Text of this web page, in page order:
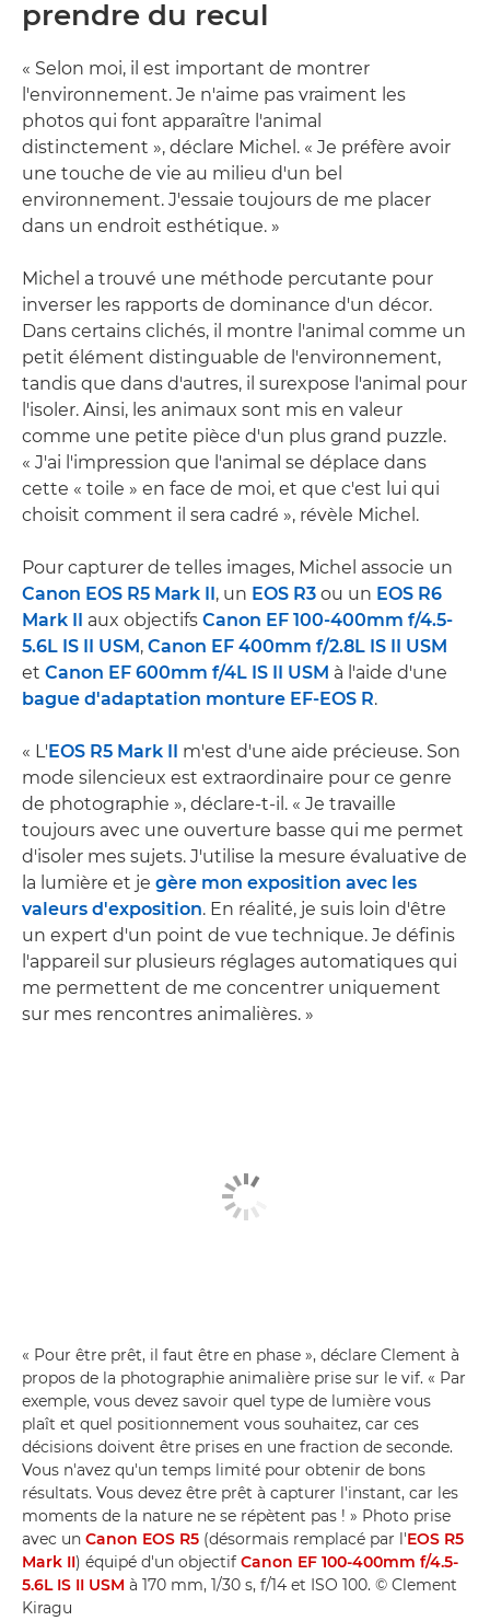
prendre du recul
« Selon moi, il est important de montrer
l'environnement. Je n'aime pas vraiment les
photos qui font apparaître l'animal
distinctement », déclare Michel. « Je préfère avoir
une touche de vie au milieu d'un bel
environnement. J'essaie toujours de me placer
dans un endroit esthétique. »
Michel a trouvé une méthode percutante pour
inverser les rapports de dominance d'un décor.
Dans certains clichés, il montre l'animal comme un
petit élément distinguable de l'environnement,
tandis que dans d'autres, il surexpose l'animal pour
l'isoler. Ainsi, les animaux sont mis en valeur
comme une petite pièce d'un plus grand puzzle.
« J'ai l'impression que l'animal se déplace dans
cette « toile » en face de moi, et que c'est lui qui
choisit comment il sera cadré », révèle Michel.
Pour capturer de telles images, Michel associe un
Canon EOS R5 Mark II, un EOS R3 ou un EOS R6
Mark II aux objectifs Canon EF 100-400mm f/4.5-
5.6L IS II USM, Canon EF 400mm f/2.8L IS II USM
et Canon EF 600mm f/4L IS II USM à l'aide d'une
bague d'adaptation monture EF-EOS R.
« L'EOS R5 Mark II m'est d'une aide précieuse. Son
mode silencieux est extraordinaire pour ce genre
de photographie », déclare-t-il. « Je travaille
toujours avec une ouverture basse qui me permet
d'isoler mes sujets. J'utilise la mesure évaluative de
la lumière et je gère mon exposition avec les
valeurs d'exposition. En réalité, je suis loin d'être
un expert d'un point de vue technique. Je définis
l'appareil sur plusieurs réglages automatiques qui
me permettent de me concentrer uniquement
sur mes rencontres animalières. »
« Pour être prêt, il faut être en phase », déclare Clement à
propos de la photographie animalière prise sur le vif. « Par
exemple, vous devez savoir quel type de lumière vous
plaît et quel positionnement vous souhaitez, car ces
décisions doivent être prises en une fraction de seconde.
Vous n'avez qu'un temps limité pour obtenir de bons
résultats. Vous devez être prêt à capturer l'instant, car les
moments de la nature ne se répètent pas ! » Photo prise
avec un Canon EOS R5 (désormais remplacé par l'EOS R5
Mark II) équipé d'un objectif Canon EF 100-400mm f/4.5-
5.6L IS II USM à 170 mm, 1/30 s, f/14 et ISO 100. © Clement
Kiragu